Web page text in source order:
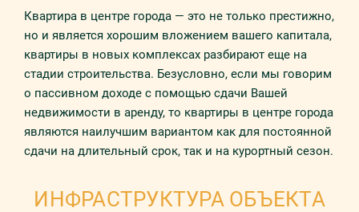
Квартира в центре города — это не только престижно,
но и является хорошим вложением вашего капитала,
квартиры в новых комплексах разбирают еще на
стадии строительства. Безусловно, если мы говорим
о пассивном доходе с помощью сдачи Вашей
недвижимости в аренду, то квартиры в центре города
являются наилучшим вариантом как для постоянной
сдачи на длительный срок, так и на курортный сезон.
ИНФРАСТРУКТУРА ОБЪЕКТА